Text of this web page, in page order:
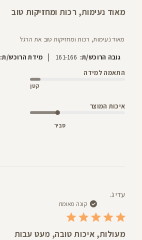
מאוד נעימות, רכות ומחזיקות טוב
מאוד נעימות, רכות ומחזיקות טוב את הרגל
גובה הרוכש/ת: 161-166
| מידת הרוכש/ת:
התאמה למידה
קטן
איכות המוצר
סביר
עדי ג.
קונה מאומת
מעולות, איכות טובה, מעט עבות